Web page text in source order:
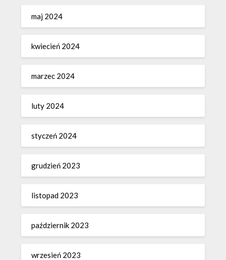
maj 2024
kwiecień 2024
marzec 2024
luty 2024
styczeń 2024
grudzień 2023
listopad 2023
październik 2023
wrzesień 2023